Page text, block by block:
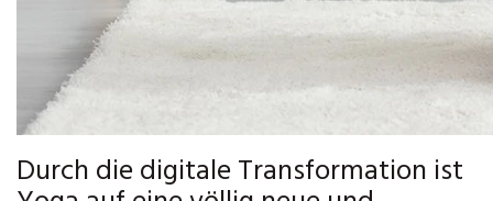
Durch die digitale Transformation ist